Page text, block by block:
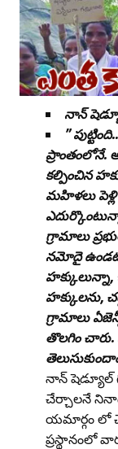
నాన్
”
ప్రాంతంలోనే.
కల్పించిన
మహిళలు
గ్రామాలు
నమోదై
హక్కులున్నా,
హక్కులను,
గ్రామాలు
తొలగిం చారు.
నాన్‌ షెడ్యూల్‌
చేర్చాలనే
యమార్గం లో
ప్రస్థానంలో